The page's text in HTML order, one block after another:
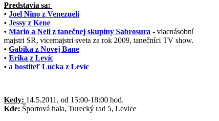
Predstavia sa:
• Joel Nino z Venezueli
• Jessy z Kene
• Mário a Neli z tanečnej skupiny Sabrosura - viacnásobní
majstri SR, vicemajstri sveta za rok 2009, tanečníci TV show.
• Gabika z Novej Bane
• Erika z Levíc
• a hostiteľ Lucka z Levíc
Kedy: 14.5.2011, od 15:00-18:00 hod.
Kde: Športová hala, Turecký rad 5, Levice